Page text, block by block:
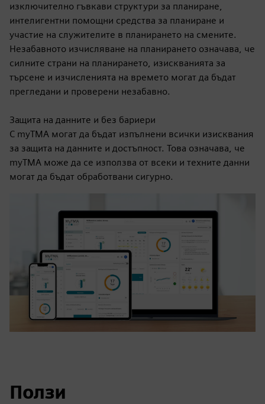
изключително гъвкави структури за планиране,
интелигентни помощни средства за планиране и
участие на служителите в планирането на смените.
Незабавното изчисляване на планирането означава, че
силните страни на планирането, изискванията за
търсене и изчисленията на времето могат да бъдат
прегледани и проверени незабавно.
Защита на данните и без бариери
С myTMA могат да бъдат изпълнени всички изисквания
за защита на данните и достъпност. Това означава, че
myTMA може да се използва от всеки и техните данни
могат да бъдат обработвани сигурно.
Ползи